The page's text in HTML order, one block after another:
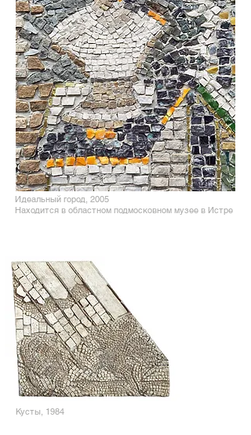
Идеальный город, 2005
Находится в областном подмосковном музее в Истре
Кусты, 1984